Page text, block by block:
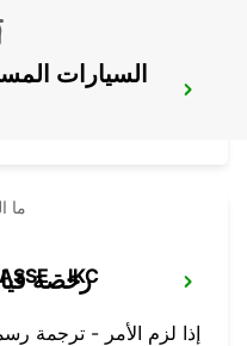
- IKC
السيارات
ما
رخصة
إذا لزم الأمر - ترجمة